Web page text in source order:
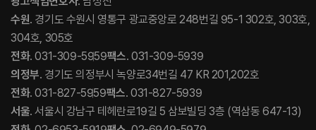
수원. 경기도 수원시 영통구 광교중앙로 248번길 95-1 302호, 303호,
304호, 305호
전화. 031-309-5959팩스. 031-309-5939
의정부. 경기도 의정부시 녹양로34번길 47 KR 201,202호
전화. 031-827-5959팩스. 031-827-5939
서울. 서울시 강남구 테헤란로19길 5 삼보빌딩 3층 (역삼동 647-13)